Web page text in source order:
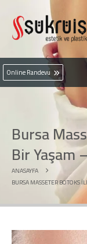
Online Randevu
Bursa
Bir Yaşam
ANASAYFA
BURSA MASSETER BOTOKS